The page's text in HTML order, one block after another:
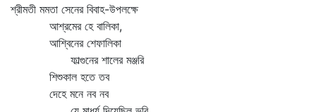
শ্রীমতী মমতা সেনের বিবাহ-উপলক্ষে
আশ্রমের হে বালিকা,
আশ্বিনের শেফালিকা
ফাল্গুনের শালের মঞ্জরি
শিশুকাল হতে তব
দেহে মনে নব নব